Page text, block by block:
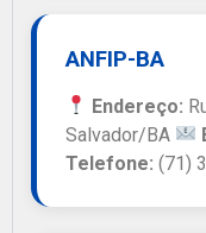
ANFIP-BA
Endereço:
Salvador/BA
Telefone: (71)